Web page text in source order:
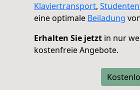
Klaviertransport,
eine optimale Beiladung
Erhalten Sie jetzt in nur
kostenfreie Angebote.